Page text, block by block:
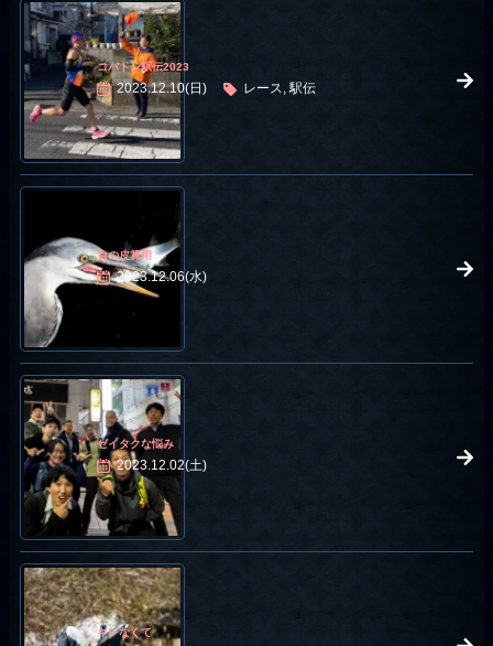
コバトン駅伝2023
2023.12.10(日) レース, 駅伝
負の皮算用
2023.12.06(水)
ゼイタクな悩み
2023.12.02(土)
キレなくて